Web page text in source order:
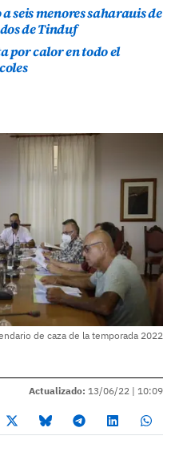
seis menores saharauis de
de Tinduf
por calor en todo el
de caza de la temporada 2022
Actualizado: 13/06/22 | 10:09